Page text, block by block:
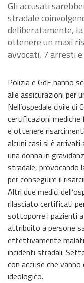
Gli accusati
stradale
deliberatamente,
ottenere un maxi
avvocati, 7 arresti
Polizia e GdF hanno
alle assicurazioni per
Nell’ospedale civile di
certificazioni mediche
e ottenere
alcuni casi si è arrivati
una donna in
stradale, provocando
per conseguire il
Altri due medici
rilasciato certificati
sottoporre i pazienti
attribuito a persone
effettivamente malati
incidenti stradali.
con accuse che
ideologico.